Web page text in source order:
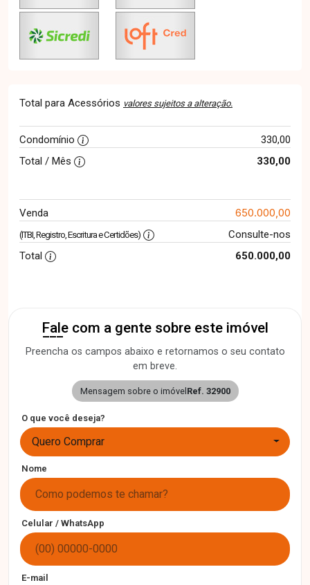
Total para Acessórios valores sujeitos a alteração.
Condomínio
330,00
Total / Mês
330,00
Venda 650.000,00
(ITBI, Registro, Escritura e Certidões)
Consulte-nos
Total
650.000,00
Fale com a gente sobre este imóvel
Preencha os campos abaixo e retornamos o seu contato
em breve.
Mensagem sobre o imóvelRef. 32900
O que você deseja?
Quero Comprar
Nome
Celular / WhatsApp
E-mail